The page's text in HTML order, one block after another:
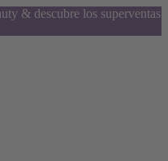
& descubre los superventas